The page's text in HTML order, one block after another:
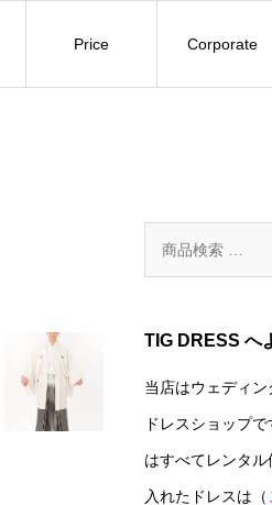
Price Corporate
TIG DRESS へ
当店はウェディ
ドレスショップ
はすべてレンタ
入れたドレスは（